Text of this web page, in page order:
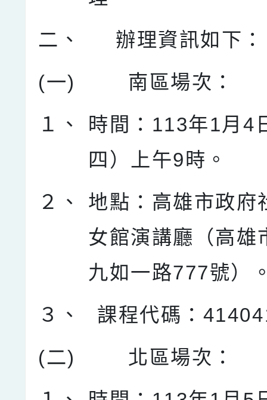
二、
辦理資訊如下：
(一)
南區場次：
１、
時間：113年1月4
四）上午9時。
２、
地點：高雄市政府
女館演講廳（高雄
九如一路777號）
３、
課程代碼：
(二)
北區場次：